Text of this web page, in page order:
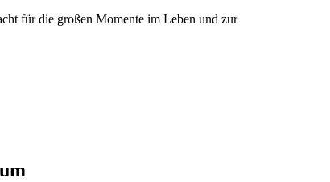
für die großen Momente im Leben und zur